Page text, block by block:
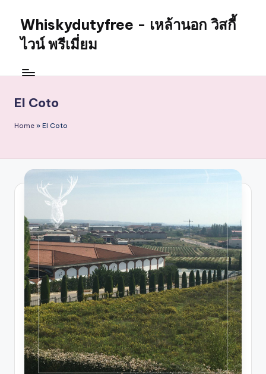
content
Whiskydutyfree - เหล้านอก วิสกี้
ไวน์ พรีเมี่ยม
สุรา
นอก
ไวน์
เมี่
ยม
alcoholdrinkstore
รัน
ตี
ของ
เเท้
รับ
ประกัน
สินค้า
จัด
ส่ง
ถึง
หน้า
บ้าน
El Coto
Home » El Coto